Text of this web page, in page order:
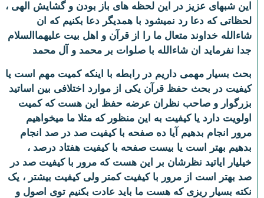
این شبهای عزیز در این لحظه های باز بودن و گشایش الهی ،
لحظاتی که دعا رد نمیشود با همدیگر دعا بکنیم که ان
شاءالله خداوند متعال ما را از قرآن و اهل بیت علیهماالسلام
جدا نفرماید ان شاءالله با صلوات بر محمد و آل محمد
بحث بسیار مهمی داریم در رابطه با اینکه کمیت مهم است یا
کیفیت در بحث حفظ قرآن یکی از موارد اختلافی بین اساتید
بزرگوار و صاحب نظران عرضه حفظ این هست که کمیت
اولویت دارد یا کیفیت به این منظور که مثلا ما میخواهیم
مرور انجام بدهیم آیا ده صفحه با کیفیت صد در صد انجام
بدهیم بهتر است یا بیست صفحه با کیفیت هفتاد درصد ،
خیلیار ایاتید نظرشان بر این هست که مرور با کیفیت صد در
صد بهتر است از مرور با کیفیت کمتر ولی کیفیت بیشتر ، یک
نکته بسیار ریزی که هست ما باید عادت بکنیم توی اصول و